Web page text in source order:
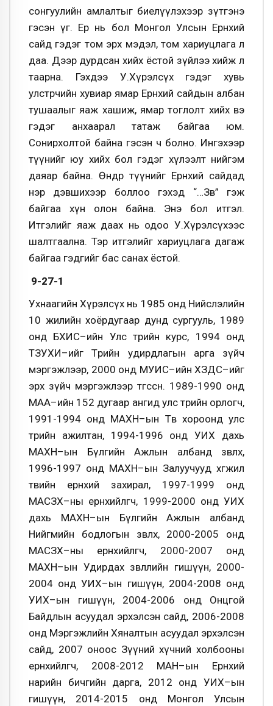
сонгуулийн амлалтыг биелүүлэхээр зүтгэнэ
гэсэн үг. Ер нь бол Монгол Улсын Ерөнхий
сайд гэдэг том эрх мэдэл, том хариуцлага л
даа. Дээр дурдсан хийх ёстой зүйлээ хийж л
таарна. Гэхдээ У.Хүрэлсүх гэдэг хувь
улстөрчийн хувиар ямар Ерөнхий сайдын албан
тушаалыг яаж хашиж, ямар тоглолт хийх вэ
гэдэг анхаарал татаж байгаа юм.
Сонирхолтой байна гэсэн ч болно. Ингэхээр
түүнийг юу хийх бол гэдэг хүлээлт нийгэм
даяар байна. Өнөөдөр түүнийг Ерөнхий сайдад
нэр дэвшихээр боллоо гэхэд “…Зөв” гэж
байгаа хүн олон байна. Энэ бол итгэл.
Итгэлийг яаж даах нь одоо У.Хүрэлсүхээс
шалтгаална. Тэр итгэлийг хариуцлага дагаж
байгаа гэдгийг бас санах ёстой.
9-27-1
Ухнаагийн Хүрэлсүх нь 1985 онд Нийслэлийн
10 жилийн хоёрдугаар дунд сургууль, 1989
онд БХИС–ийн Улс төрийн курс, 1994 онд
ТЗУХИ–ийг Төрийн удирдлагын арга зүйч
мэргэжлээр, 2000 онд МУИС–ийн ХЗДС–ийг
эрх зүйч мэргэжлээр төгссөн. 1989-1990 онд
МАА–ийн 152 дугаар ангид улс төрийн орлогч,
1991-1994 онд МАХН–ын Төв хороонд улс
төрийн ажилтан, 1994-1996 онд УИХ дахь
МАХН–ын Бүлгийн Ажлын албанд зөвлөх,
1996-1997 онд МАХН–ын Залуучууд хөгжил
төвийн ерөнхий захирал, 1997-1999 онд
МАСЗХ–ны ерөнхийлөгч, 1999-2000 онд УИХ
дахь МАХН–ын Бүлгийн Ажлын албанд
Нийгмийн бодлогын зөвлөх, 2000-2005 онд
МАСЗХ–ны ерөнхийлөгч, 2000-2007 онд
МАХН–ын Удирдах зөвлөлийн гишүүн, 2000-
2004 онд УИХ–ын гишүүн, 2004-2008 онд
УИХ–ын гишүүн, 2004-2006 онд Онцгой
Байдлын асуудал эрхэлсэн сайд, 2006-2008
онд Мэргэжлийн Хяналтын асуудал эрхэлсэн
сайд, 2007 оноос Зүүний хүчний холбооны
ерөнхийлөгч, 2008-2012 МАН–ын Ерөнхий
нарийн бичгийн дарга, 2012 онд УИХ–ын
гишүүн, 2014-2015 онд Монгол Улсын